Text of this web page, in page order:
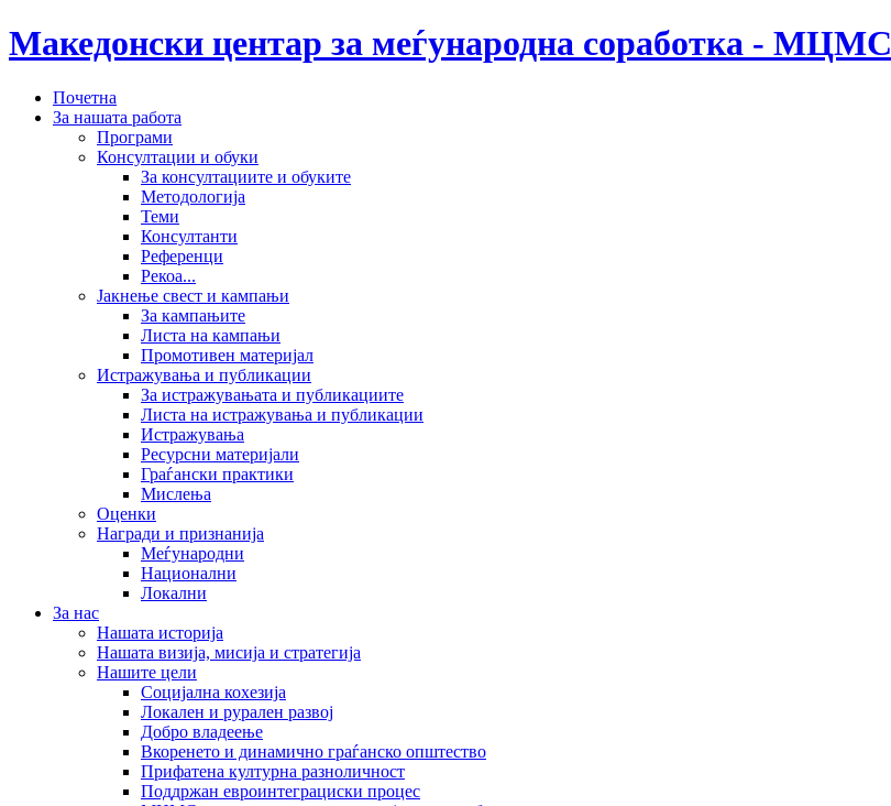
Македонски центар за меѓународна соработка - МЦМС
Почетна
За нашата работа
Програми
Консултации и обуки
За консултациите и обуките
Методологија
Теми
Консултанти
Референци
Рекоа...
Јакнење свест и кампањи
За кампањите
Листа на кампањи
Промотивен материјал
Истражувања и публикации
За истражувањата и публикациите
Листа на истражувања и публикации
Истражувања
Ресурсни материјали
Граѓански практики
Мислења
Оценки
Награди и признанија
Меѓународни
Национални
Локални
За нас
Нашата историја
Нашата визија, мисија и стратегија
Нашите цели
Социјална кохезија
Локален и рурален развој
Добро владеење
Вкоренето и динамично граѓанско општество
Прифатена културна разноличност
Поддржан евроинтеграциски процес